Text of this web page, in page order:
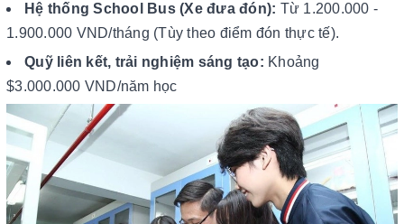
Hệ thống School Bus (Xe đưa đón): Từ 1.200.000 -
1.900.000 VND/tháng (Tùy theo điểm đón thực tế).
Quỹ liên kết, trải nghiệm sáng tạo: Khoảng
$3.000.000 VND/năm học